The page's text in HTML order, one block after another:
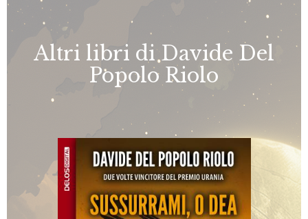
Altri libri di Davide Del
Popolo Riolo